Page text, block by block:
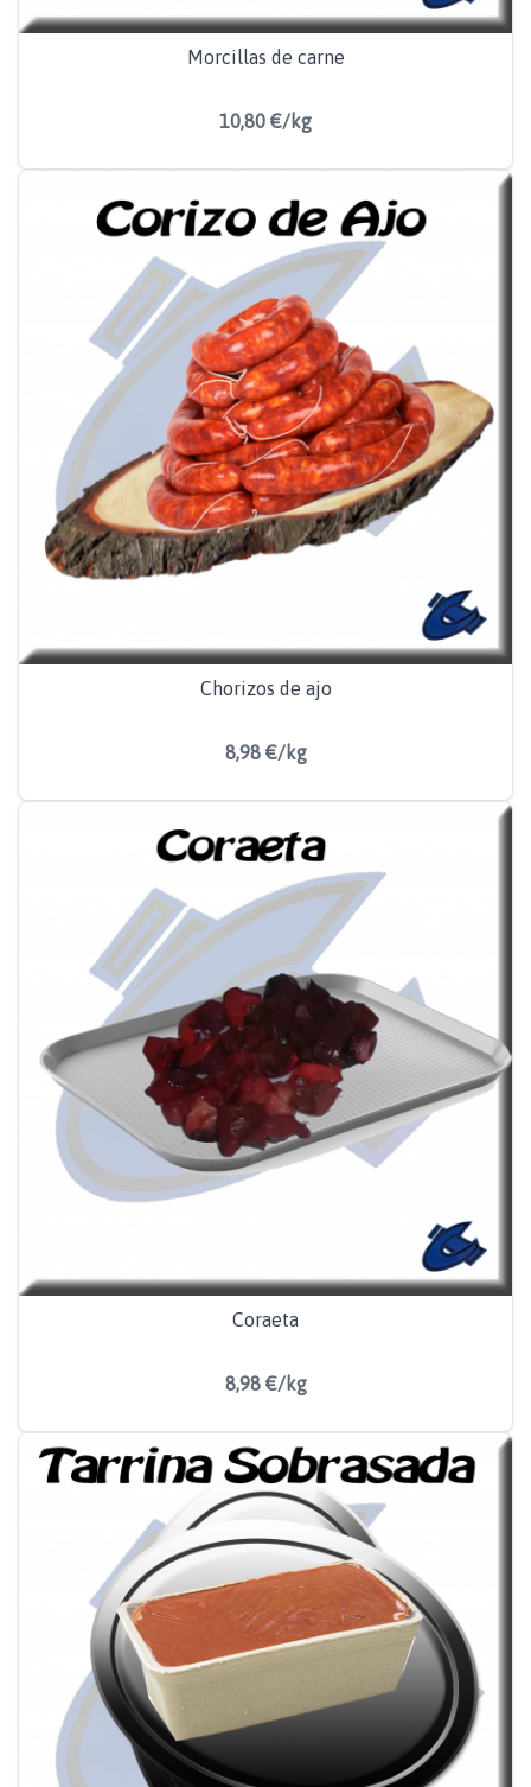
Morcillas de carne
10,80 €/kg
Chorizos de ajo
8,98 €/kg
Coraeta
8,98 €/kg